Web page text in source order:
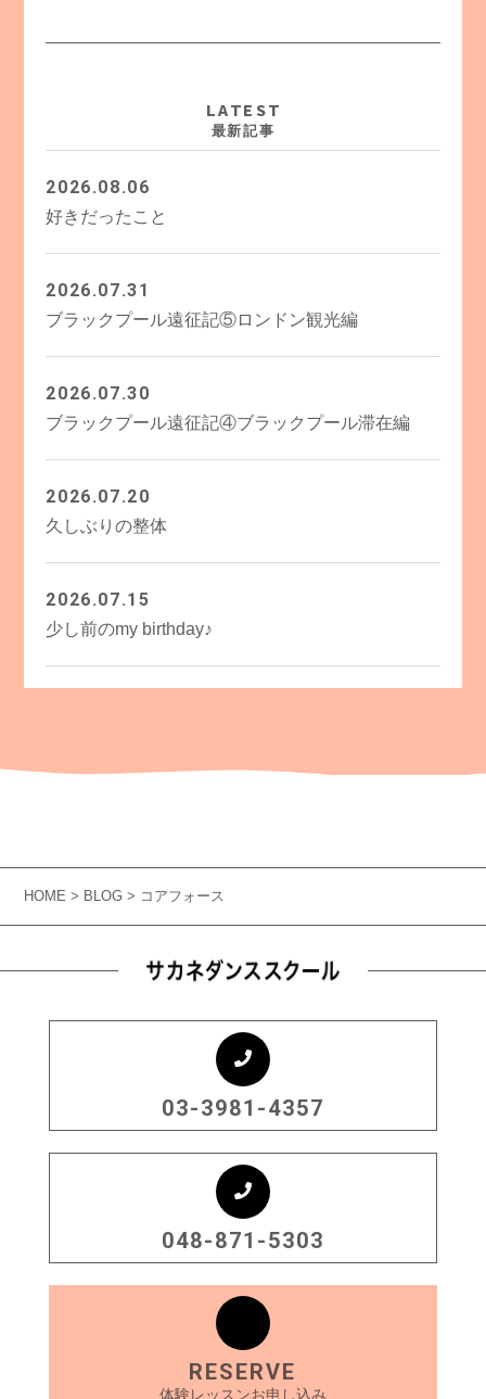
LATEST
最新記事
2026.08.06
好きだったこと
2026.07.31
ブラックプール遠征記⑤ロンドン観光編
2026.07.30
ブラックプール遠征記④ブラックプール滞在編
2026.07.20
久しぶりの整体
2026.07.15
少し前のmy birthday♪
HOME> BLOG > コアフォース
03-3981-4357
048-871-5303
RESERVE
体験レッスンお申し込み